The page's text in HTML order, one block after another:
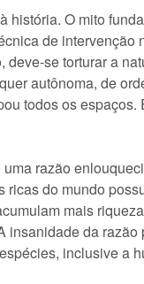
história. O mito
de intervenção
se torturar a
autônoma, de
todos os espaços.
razão
do mundo
mais
insanidade da razão
inclusive a